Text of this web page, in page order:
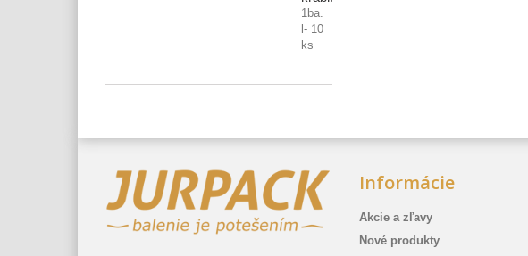
1ba.
l- 10
ks
Informácie
Akcie a zľavy
Nové produkty